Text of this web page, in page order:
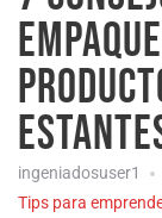
ingeniadosuser1
Tips para